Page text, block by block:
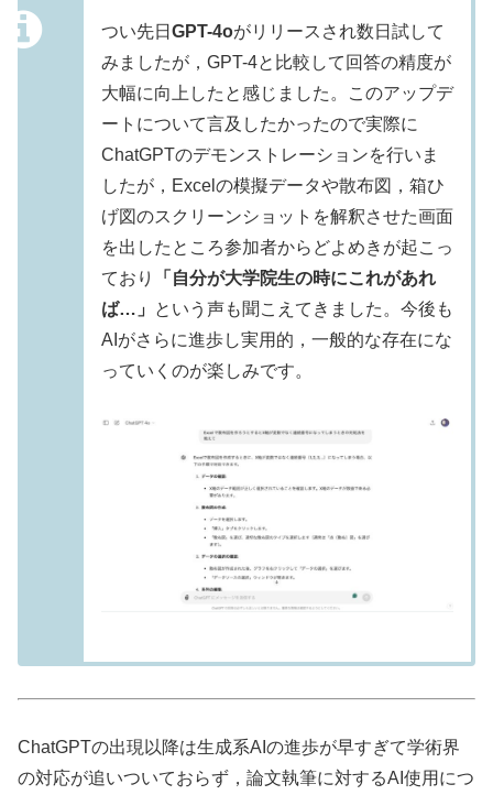
つい先日 GPT-4oがリリースされ数日試して
みましたが，GPT-4と比較して回答の精度が
大幅に向上したと感じました。このアップデ
ートについて言及したかったので実際に
ChatGPTのデモンストレーションを行いま
したが，Excelの模擬データや散布図，箱ひ
げ図のスクリーンショットを解釈させた画面
を出したところ参加者からどよめきが起こっ
ており
「自分が大学院生の時にこれがあれ
ば…」
という声も聞こえてきました。今後も
AIがさらに進歩し実用的，一般的な存在にな
っていくのが楽しみです。
ChatGPTの出現以降は生成系AIの進歩が早すぎて学術界
の対応が追いついておらず，論文執筆に対するAI使用につ